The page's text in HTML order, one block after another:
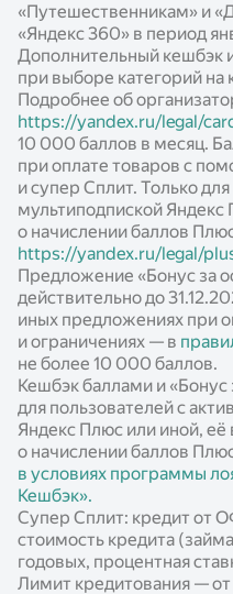
Статьи
Калькуляторы
«Путешественникам» и
«Яндекс 360» в период
Дополнительный кешбэк
при выборе категорий на
Подробнее об
https://yandex.ru/legal/
10 000 баллов в месяц.
при оплате товаров с
и супер Сплит. Только
мультиподпиской
о начислении баллов
https://yandex.ru/legal/
Предложение «Бонус за
действительно до
иных предложениях при
и ограничениях — в
не более 10 000 баллов.
Кешбэк баллами и «Бонус
для пользователей с
Яндекс Плюс или иной,
о начислении баллов
в условиях программы
Кешбэк».
Супер Сплит: кредит от
стоимость кредита
годовых, процентная
Лимит кредитования —